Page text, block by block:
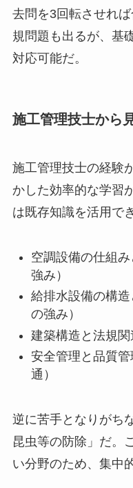
去問を3回転させれ
規問題も出るが、基
対応可能だ。
施工管理技士から
施工管理技士の経験
かした効率的な学習
は既存知識を活用で
空調設備の仕組
強み）
給排水設備の構
の強み）
建築構造と法規関
安全管理と品質
通）
逆に苦手となりがち
昆虫等の防除」だ。
い分野のため、集中